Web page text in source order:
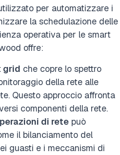
per automatizzare i
la schedulazione delle
operativa per le smart
offre:
grid che copre lo spettro
della rete alle
Questo approccio affronta
componenti della rete.
di rete può
il bilanciamento del
guasti e i meccanismi di